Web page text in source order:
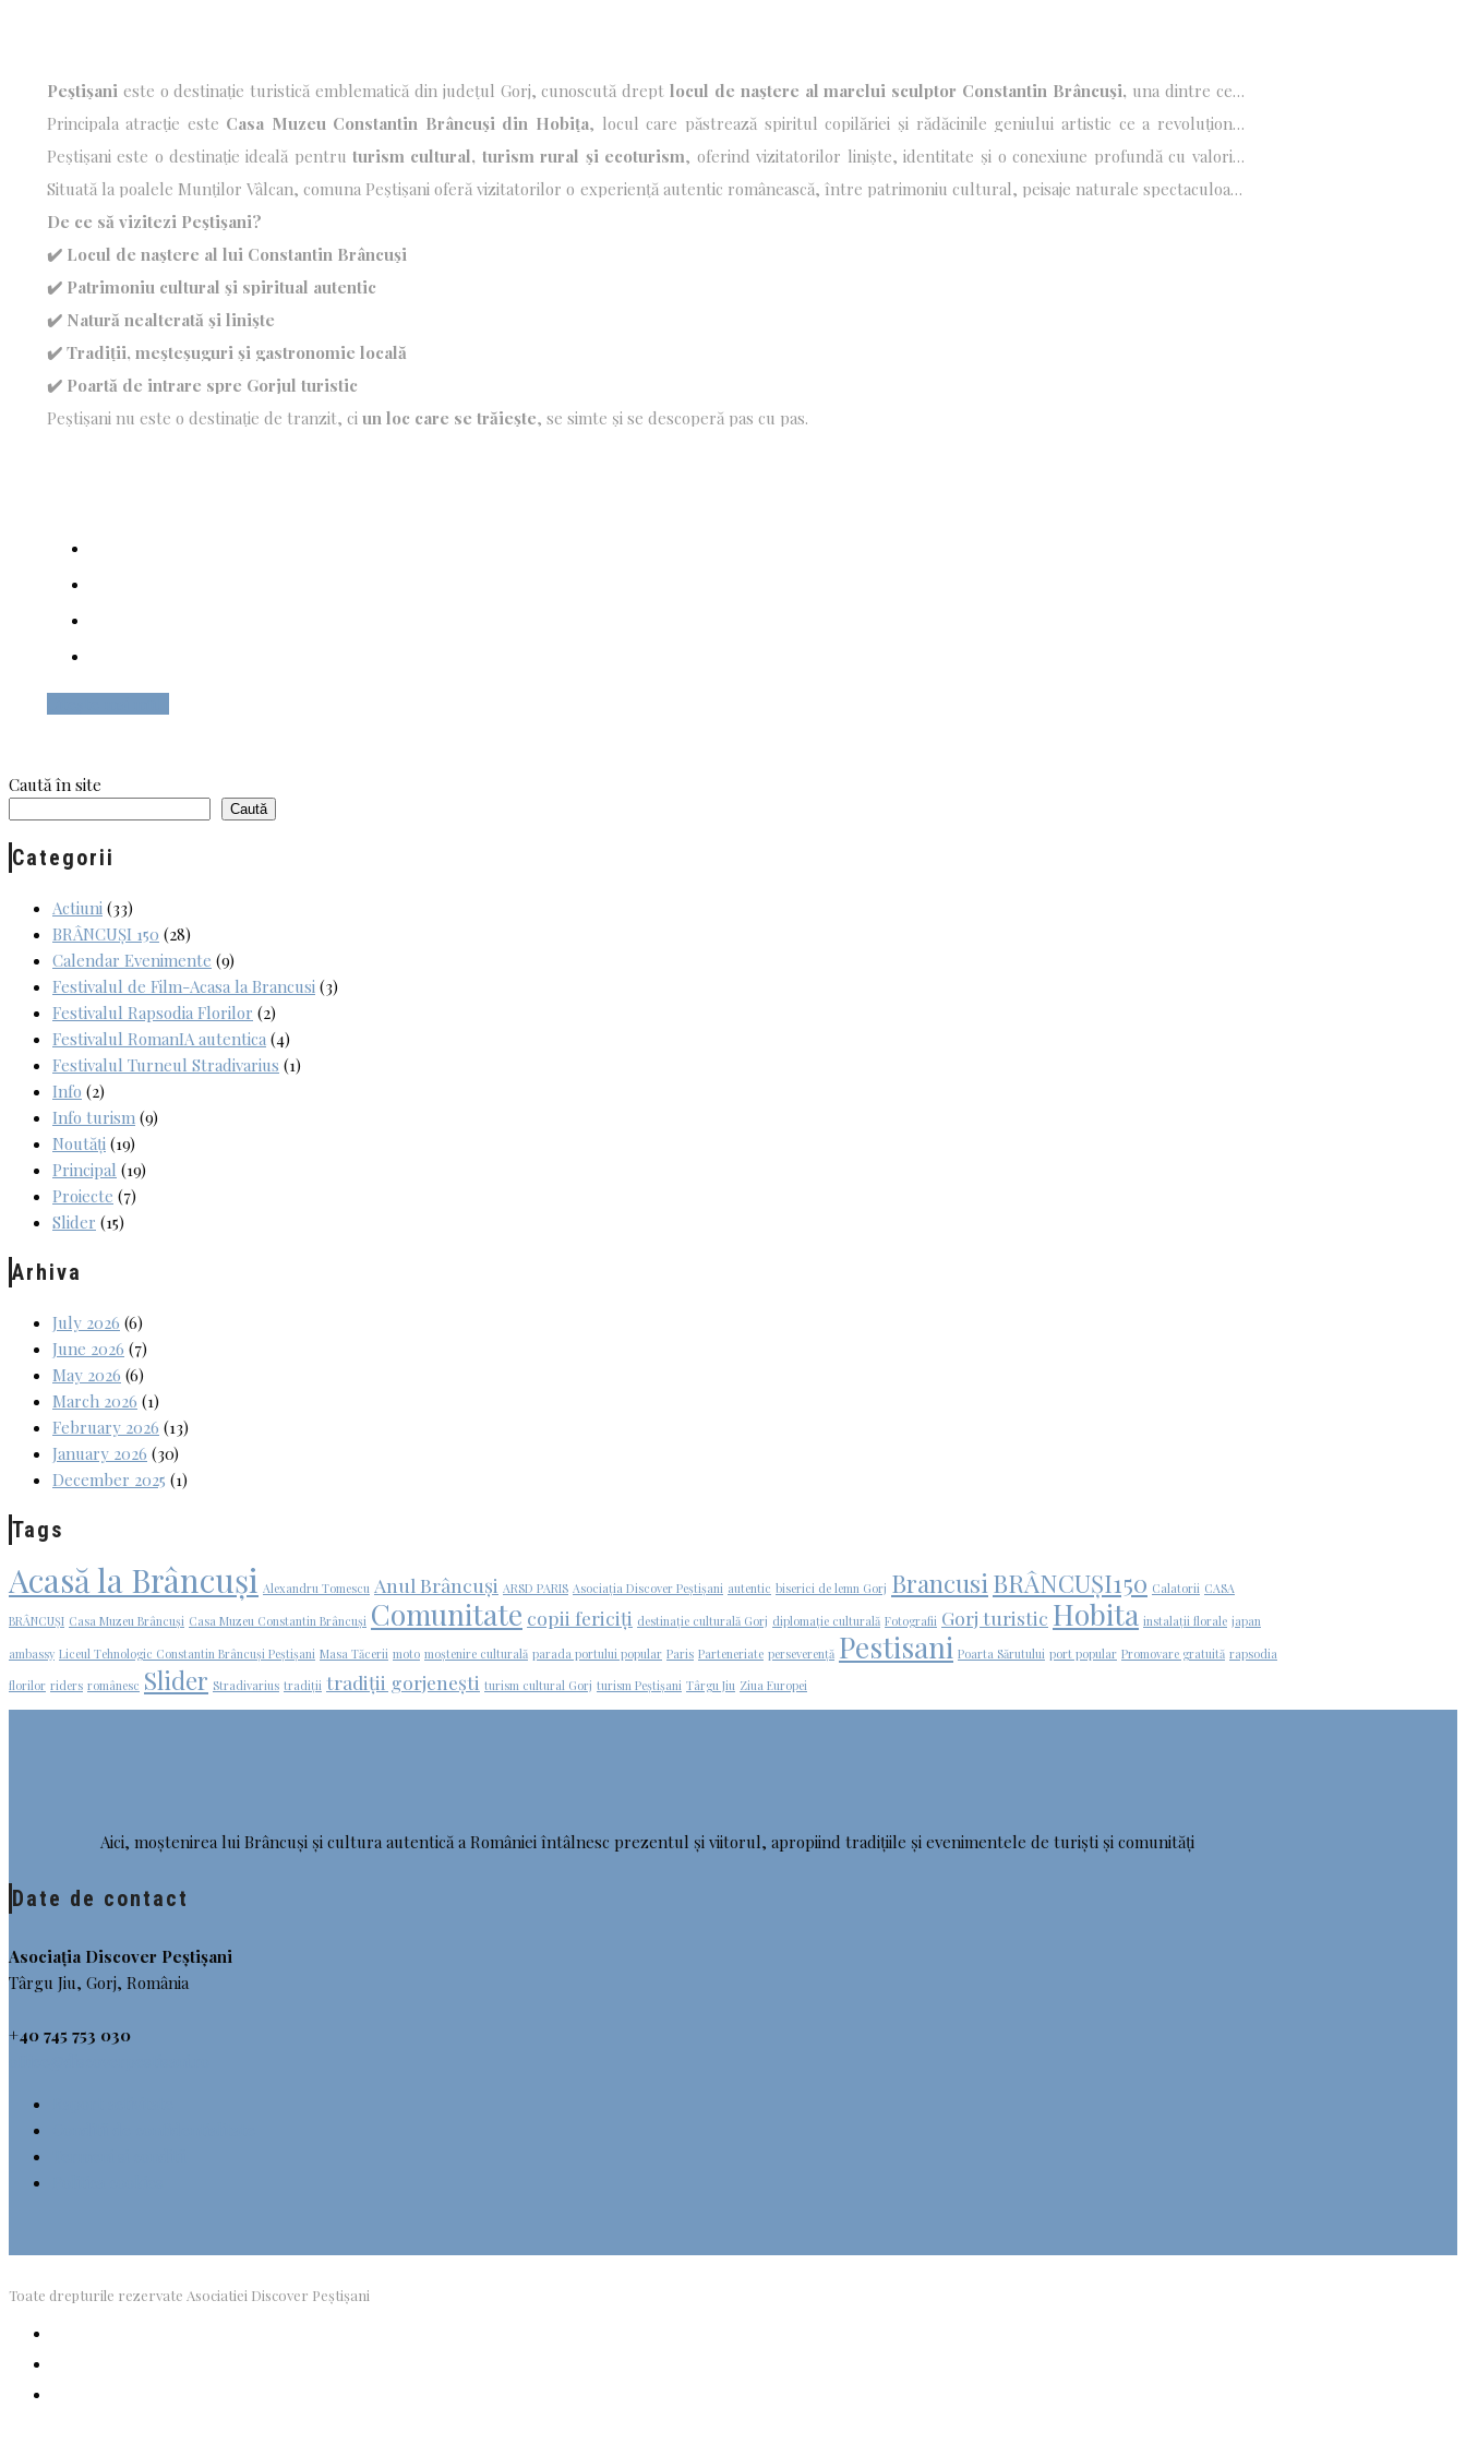
Peștișani este o destinație turistică emblematică din județul Gorj, cunoscută drept locul de naștere al marelui sculptor Constantin Brâncuși, una dintre cele
mai importante personalități ale artei universale. Situată într-un cadru natural deosebit, la poalele Munților Vâlcan, localitatea îmbină armonios patrimoniul
cultural cu peisajele rurale autentice.
Principala atracție este Casa Muzeu Constantin Brâncuși din Hobița, locul care păstrează spiritul copilăriei și rădăcinile geniului artistic ce a revoluționat
sculptura modernă. Alături de aceasta, bisericile de lemn, siturile arheologice precum Peștera Cioarei – una dintre cele mai vechi așezări umane din Europa –
și tradițiile populare vii conturează o experiență turistică autentică.
Peștișani este o destinație ideală pentru turism cultural, turism rural și ecoturism, oferind vizitatorilor liniște, identitate și o conexiune profundă cu valorile
românești. Aici, arta, natura și tradiția se întâlnesc sub semnul brandului„Peștișani – Acasă la Brâncuși”
Situată la poalele Munților Vâlcan, comuna Peștișani oferă vizitatorilor o experiență autentic românească, între patrimoniu cultural, peisaje naturale spectaculoase
și comunități care păstrează vii obiceiurile strămoșești.
De ce să vizitezi Peștișani?
✔️ Locul de naștere al lui Constantin Brâncuși
✔️ Patrimoniu cultural și spiritual autentic
✔️ Natură nealterată și liniște
✔️ Tradiții, meșteșuguri și gastronomie locală
✔️ Poartă de intrare spre Gorjul turistic
Peștișani nu este o destinație de tranzit, ci un loc care se trăiește, se simte și se descoperă pas cu pas.
Caută în site
Caută
Categorii
Actiuni (33)
BRÂNCUȘI 150 (28)
Calendar Evenimente (9)
Festivalul de Film-Acasa la Brancusi (3)
Festivalul Rapsodia Florilor (2)
Festivalul RomanIA autentica (4)
Festivalul Turneul Stradivarius (1)
Info (2)
Info turism (9)
Noutăți (19)
Principal (19)
Proiecte (7)
Slider (15)
Arhiva
July 2026 (6)
June 2026 (7)
May 2026 (6)
March 2026 (1)
February 2026 (13)
January 2026 (30)
December 2025 (1)
Tags
Acasă la Brâncuși Alexandru Tomescu Anul Brâncuși ARSD PARIS Asociația Discover Peștișani autentic biserici de lemn Gorj Brancusi BRÂNCUȘI150 Calatorii CASA
BRÂNCUȘI Casa Muzeu Brâncuși Casa Muzeu Constantin Brâncuși Comunitate copii fericiți destinație culturală Gorj diplomație culturală Fotografii Gorj turistic Hobita instalații florale japan
ambassy Liceul Tehnologic Constantin Brâncuși Peștișani Masa Tăcerii moto moștenire culturală parada portului popular Paris Parteneriate perseverență Pestisani Poarta Sărutului port popular Promovare gratuită rapsodia
florilor riders românesc Slider Stradivarius tradiții tradiții gorjenești turism cultural Gorj turism Peștișani Târgu Jiu Ziua Europei
Aici, moștenirea lui Brâncuși și cultura autentică a României întâlnesc prezentul și viitorul, apropiind tradițiile și evenimentele de turiști și comunități
Date de contact
Asociația Discover Peștișani
Târgu Jiu, Gorj, România
+40 745 753 030
Toate drepturile rezervate Asociatiei Discover Peștișani